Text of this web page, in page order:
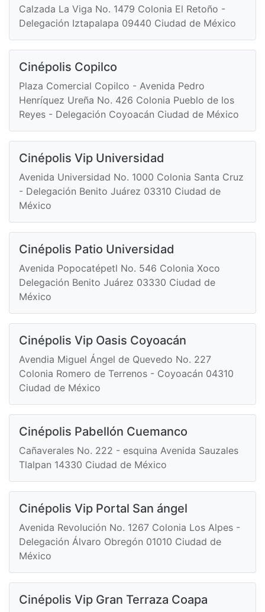
Calzada La Viga No. 1479 Colonia El Retoño -
Delegación Iztapalapa 09440 Ciudad de México
Cinépolis Copilco
Plaza Comercial Copilco - Avenida Pedro
Henríquez Ureña No. 426 Colonia Pueblo de los
Reyes - Delegación Coyoacán Ciudad de México
Cinépolis Vip Universidad
Avenida Universidad No. 1000 Colonia Santa Cruz
- Delegación Benito Juárez 03310 Ciudad de
México
Cinépolis Patio Universidad
Avenida Popocatépetl No. 546 Colonia Xoco
Delegación Benito Juárez 03330 Ciudad de
México
Cinépolis Vip Oasis Coyoacán
Avendia Miguel Ángel de Quevedo No. 227
Colonia Romero de Terrenos - Coyoacán 04310
Ciudad de México
Cinépolis Pabellón Cuemanco
Cañaverales No. 222 - esquina Avenida Sauzales
Tlalpan 14330 Ciudad de México
Cinépolis Vip Portal San ángel
Avenida Revolución No. 1267 Colonia Los Alpes -
Delegación Álvaro Obregón 01010 Ciudad de
México
Cinépolis Vip Gran Terraza Coapa